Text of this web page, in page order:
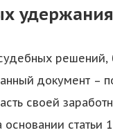
решений,
документ –
своей
основании